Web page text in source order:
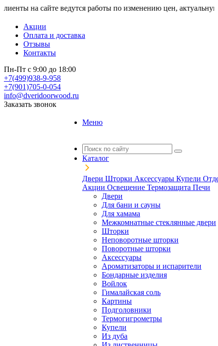
сайте ведутся работы по изменению цен, актуальную
Акции
Оплата и доставка
Отзывы
Контакты
Пн-Пт с 9:00 до 18:00
+7(499)938-9-958
+7(901)705-0-054
info@dveridoorwood.ru
Заказать звонок
Меню
Каталог
Двери Шторки Аксессуары Купели
Акции Освещение Термозащита Печи
Двери
Для бани и сауны
Для хамама
Межкомнатные стеклянные двери
Шторки
Неповоротные шторки
Поворотные шторки
Аксессуары
Ароматизаторы и испарители
Бондарные изделия
Войлок
Гималайская соль
Картины
Подголовники
Термогигрометры
Купели
Из дуба